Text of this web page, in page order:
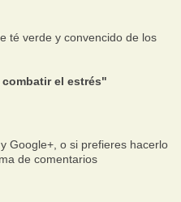
té verde y convencido de los
el estrés"
Google+, o si prefieres hacerlo
de comentarios